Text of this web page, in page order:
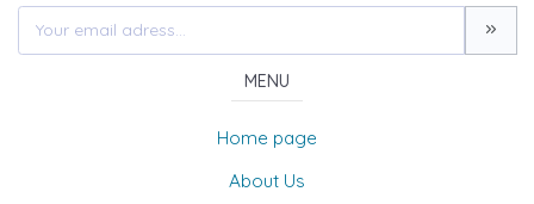
MENU
Home page
About Us